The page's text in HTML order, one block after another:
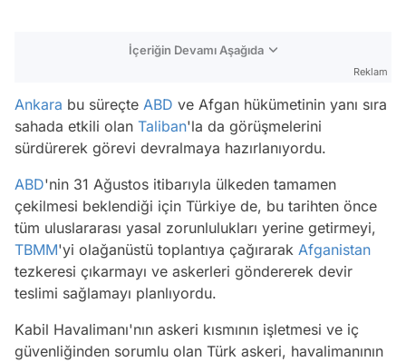
İçeriğin Devamı Aşağıda
Reklam
Ankara bu süreçte ABD ve Afgan hükümetinin yanı sıra
sahada etkili olan Taliban'la da görüşmelerini
sürdürerek görevi devralmaya hazırlanıyordu.
ABD'nin 31 Ağustos itibarıyla ülkeden tamamen
çekilmesi beklendiği için Türkiye de, bu tarihten önce
tüm uluslararası yasal zorunlulukları yerine getirmeyi,
TBMM'yi olağanüstü toplantıya çağırarak Afganistan
tezkeresi çıkarmayı ve askerleri göndererek devir
teslimi sağlamayı planlıyordu.
Kabil Havalimanı'nın askeri kısmının işletmesi ve iç
güvenliğinden sorumlu olan Türk askeri, havalimanının